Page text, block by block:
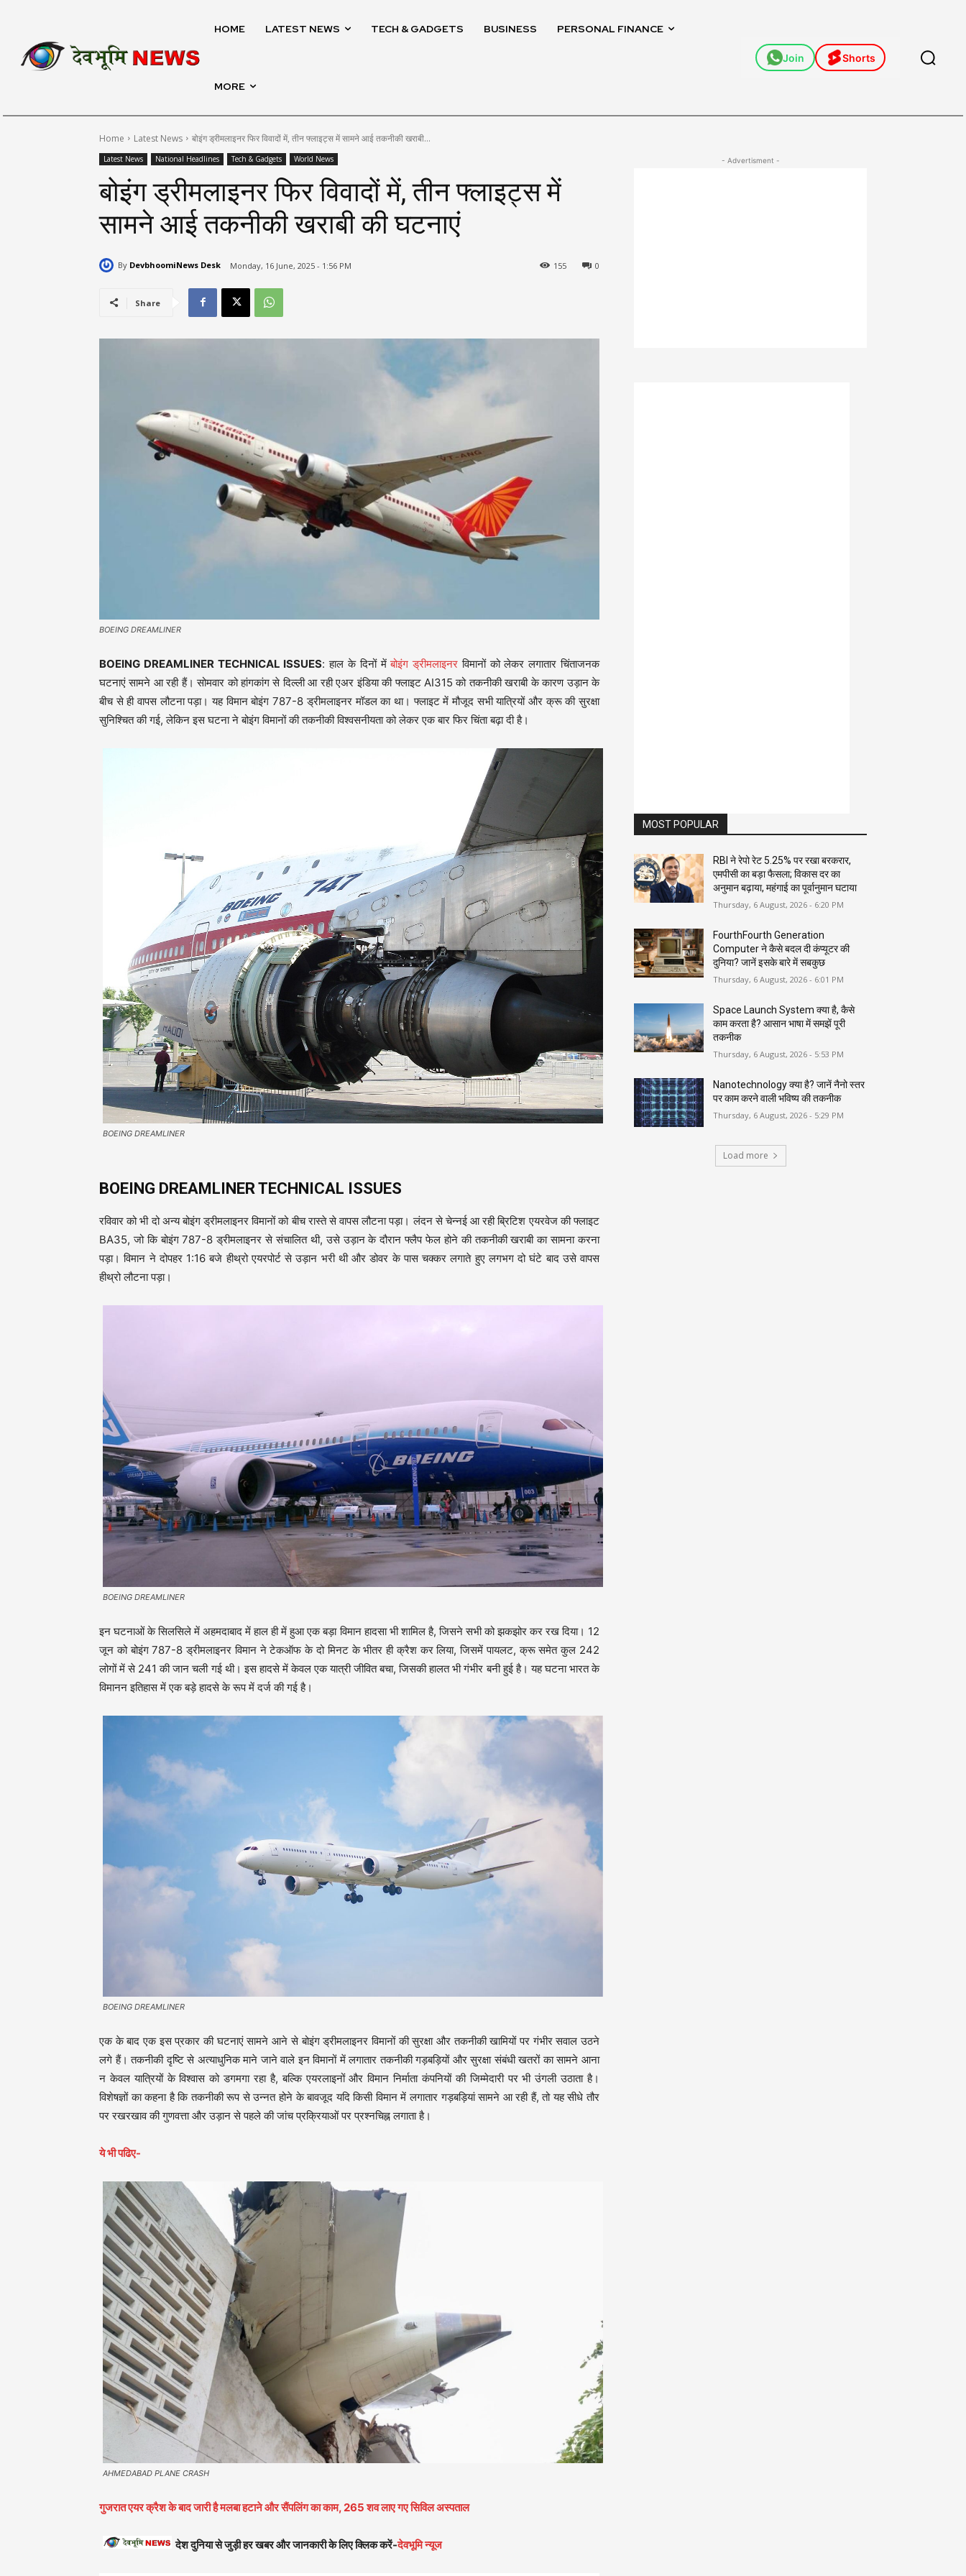
HOME LATEST NEWS TECH & GADGETS BUSINESS PERSONAL FINANCE
MORE
Join Shorts
Home Latest News बोइंग ड्रीमलाइनर फिर विवादों में, तीन फ्लाइट्स में सामने आई तकनीकी खराबी...
Latest News National Headlines Tech & Gadgets World News
बोइंग ड्रीमलाइनर फिर विवादों में, तीन फ्लाइट्स में
सामने आई तकनीकी खराबी की घटनाएं
By DevbhoomiNews Desk Monday, 16 June, 2025 - 1:56 PM 0
155
Share
BOEING DREAMLINER
BOEING DREAMLINER TECHNICAL ISSUES: हाल के दिनों मेंबोइंग ड्रीमलाइनर विमानों को लेकर लगातार चिंताजनक
घटनाएं सामने आ रही हैं। सोमवार को हांगकांग से दिल्ली आ रही एअर इंडिया की फ्लाइट AI315 को तकनीकी खराबी के कारण उड़ान के
बीच से ही वापस लौटना पड़ा। यह विमान बोइंग 787-8 ड्रीमलाइनर मॉडल का था। फ्लाइट में मौजूद सभी यात्रियों और क्रू की सुरक्षा
सुनिश्चित की गई, लेकिन इस घटना ने बोइंग विमानों की तकनीकी विश्वसनीयता को लेकर एक बार फिर चिंता बढ़ा दी है।
BOEING DREAMLINER
BOEING DREAMLINER TECHNICAL ISSUES
रविवार को भी दो अन्य बोइंग ड्रीमलाइनर विमानों को बीच रास्ते से वापस लौटना पड़ा। लंदन से चेन्नई आ रही ब्रिटिश एयरवेज की फ्लाइट
BA35, जो कि बोइंग 787-8 ड्रीमलाइनर से संचालित थी, उसे उड़ान के दौरान फ्लैप फेल होने की तकनीकी खराबी का सामना करना
पड़ा। विमान ने दोपहर 1:16 बजे हीथ्रो एयरपोर्ट से उड़ान भरी थी और डोवर के पास चक्कर लगाते हुए लगभग दो घंटे बाद उसे वापस
हीथ्रो लौटना पड़ा।
BOEING DREAMLINER
इन घटनाओं के सिलसिले में अहमदाबाद में हाल ही में हुआ एक बड़ा विमान हादसा भी शामिल है, जिसने सभी को झकझोर कर रख दिया। 12
जून को बोइंग 787-8 ड्रीमलाइनर विमान ने टेकऑफ के दो मिनट के भीतर ही क्रैश कर लिया, जिसमें पायलट, क्रू समेत कुल 242
लोगों में से 241 की जान चली गई थी। इस हादसे में केवल एक यात्री जीवित बचा, जिसकी हालत भी गंभीर बनी हुई है। यह घटना भारत के
विमानन इतिहास में एक बड़े हादसे के रूप में दर्ज की गई है।
BOEING DREAMLINER
एक के बाद एक इस प्रकार की घटनाएं सामने आने से बोइंग ड्रीमलाइनर विमानों की सुरक्षा और तकनीकी खामियों पर गंभीर सवाल उठने
लगे हैं। तकनीकी दृष्टि से अत्याधुनिक माने जाने वाले इन विमानों में लगातार तकनीकी गड़बड़ियों और सुरक्षा संबंधी खतरों का सामने आना
न केवल यात्रियों के विश्वास को डगमगा रहा है, बल्कि एयरलाइनों और विमान निर्माता कंपनियों की जिम्मेदारी पर भी उंगली उठाता है।
विशेषज्ञों का कहना है कि तकनीकी रूप से उन्नत होने के बावजूद यदि किसी विमान में लगातार गड़बड़ियां सामने आ रही हैं, तो यह सीधे तौर
पर रखरखाव की गुणवत्ता और उड़ान से पहले की जांच प्रक्रियाओं पर प्रश्नचिह्न लगाता है।
ये भी पढिए-
AHMEDABAD PLANE CRASH
गुजरात एयर क्रैश के बाद जारी है मलबा हटाने और सैंपलिंग का काम, 265 शव लाए गए सिविल अस्पताल
देश दुनिया से जुड़ी हर खबर और जानकारी के लिए क्लिक करें-देवभूमि न्यूज
- Advertisment -
MOST POPULAR
RBI ने रेपो रेट 5.25% पर रखा बरकरार,
एमपीसी का बड़ा फैसला; विकास दर का
अनुमान बढ़ाया, महंगाई का पूर्वानुमान घटाया
Thursday, 6 August, 2026 - 6:20 PM
FourthFourth Generation
Computer ने कैसे बदल दी कंप्यूटर की
दुनिया? जानें इसके बारे में सबकुछ
Thursday, 6 August, 2026 - 6:01 PM
Space Launch System क्या है, कैसे
काम करता है? आसान भाषा में समझें पूरी
तकनीक
Thursday, 6 August, 2026 - 5:53 PM
Nanotechnology क्या है? जानें नैनो स्तर
पर काम करने वाली भविष्य की तकनीक
Thursday, 6 August, 2026 - 5:29 PM
Load more